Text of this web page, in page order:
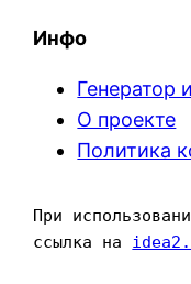
Инфо
Генератор
О проекте
Политика
При
ссылка на